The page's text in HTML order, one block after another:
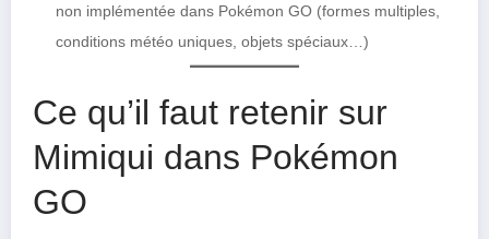
non implémentée dans Pokémon GO (formes multiples,
conditions météo uniques, objets spéciaux…)
Ce qu’il faut retenir sur
Mimiqui dans Pokémon
GO